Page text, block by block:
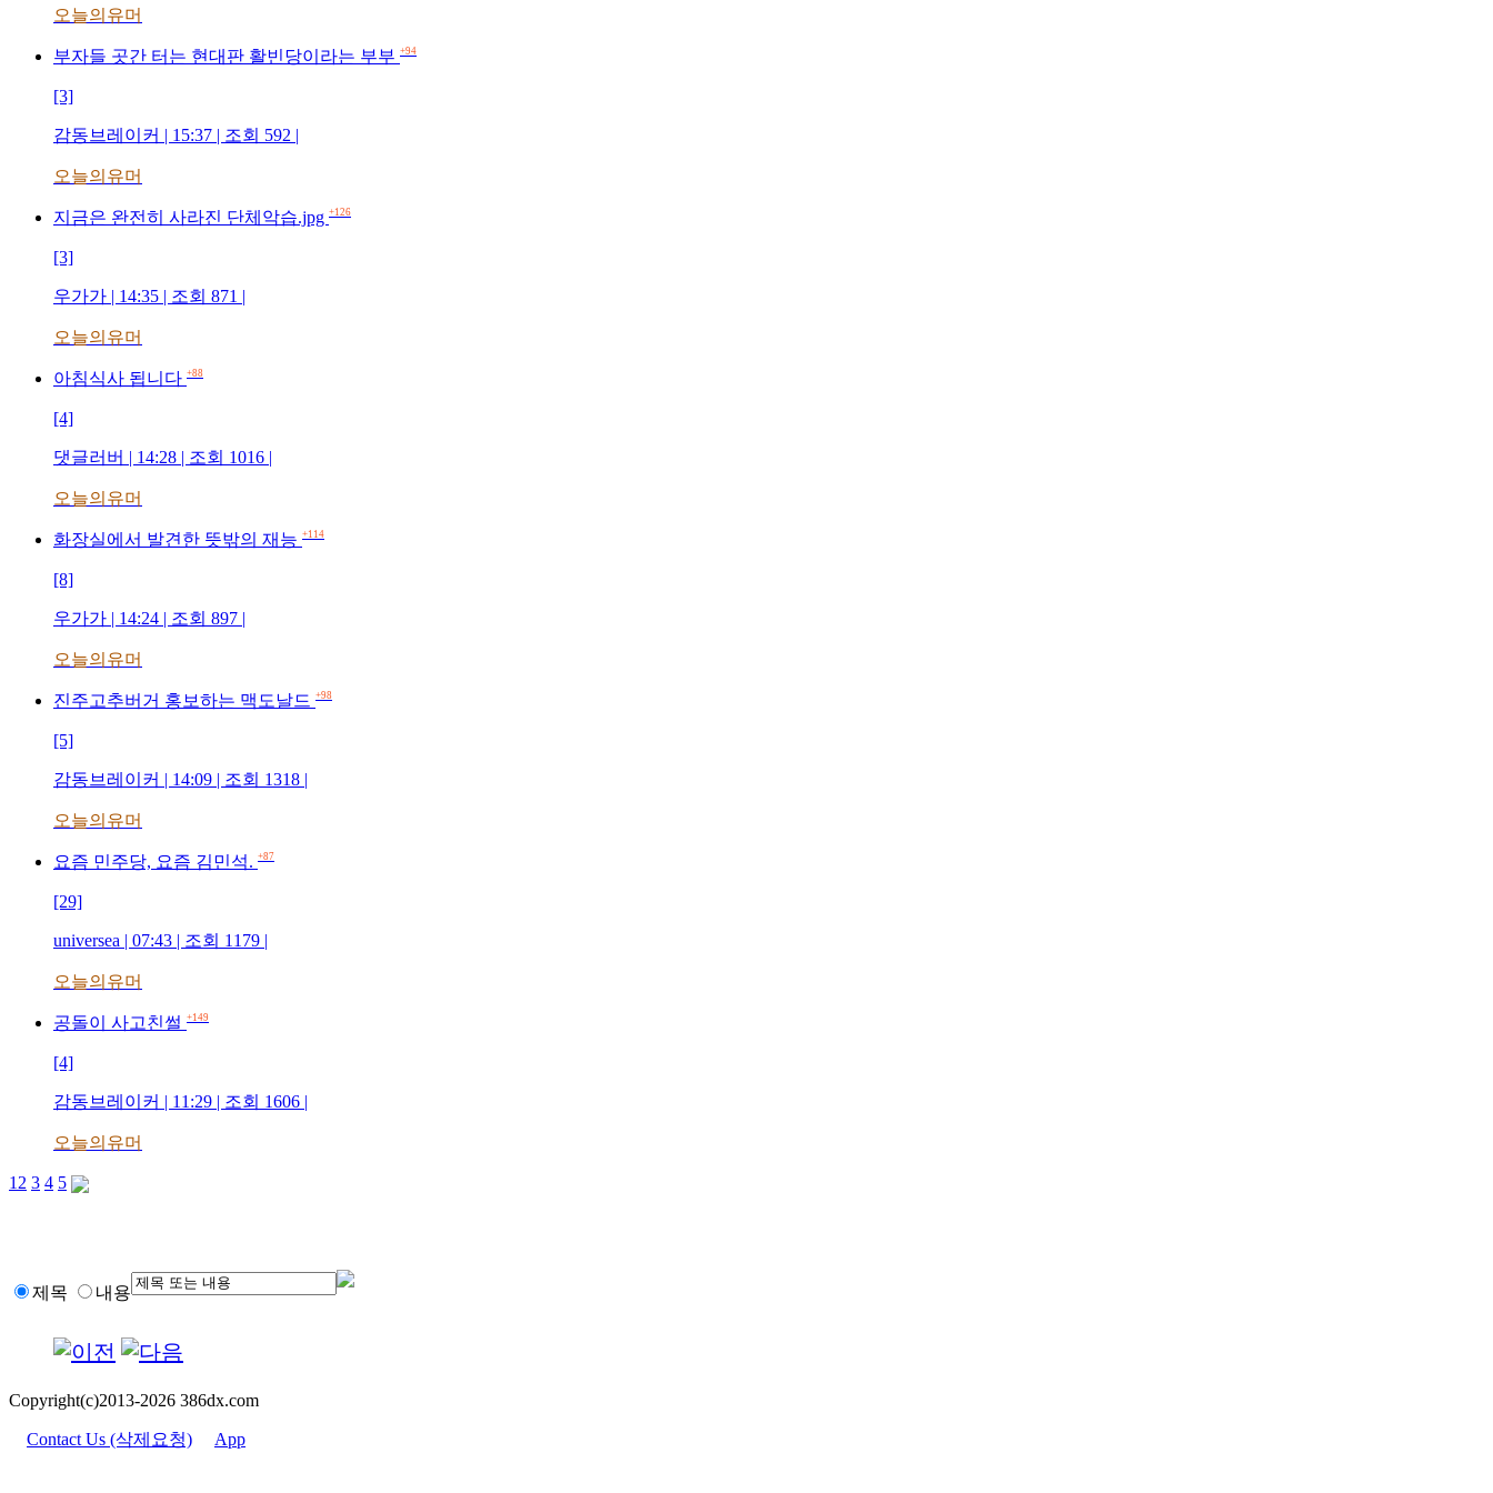
오늘의유머
부자들 곳간 터는 현대판 활빈당이라는 부부 +94
[3]
감동브레이커 | 15:37 | 조회 592 |
오늘의유머
지금은 완전히 사라진 단체악습.jpg +126
[3]
우가가 | 14:35 | 조회 871 |
오늘의유머
아침식사 됩니다 +88
[4]
댓글러버 | 14:28 | 조회 1016 |
오늘의유머
화장실에서 발견한 뜻밖의 재능 +114
[8]
우가가 | 14:24 | 조회 897 |
오늘의유머
진주고추버거 홍보하는 맥도날드 +98
[5]
감동브레이커 | 14:09 | 조회 1318 |
오늘의유머
요즘 민주당, 요즘 김민석. +87
[29]
universea | 07:43 | 조회 1179 |
오늘의유머
공돌이 사고친썰 +149
[4]
감동브레이커 | 11:29 | 조회 1606 |
오늘의유머
1 2 3 4 5
제목 내용
Copyright(c)2013-2026 386dx.com
Contact Us (삭제요청) App